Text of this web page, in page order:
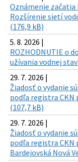
Oznámenie začatia
Rozšírenie sietí
(176,9 kB)
5. 8. 2026 |
ROZHODNUTIE o
užívania vodnej
29. 7. 2026 |
Žiadosť o vydanie
podľa registra CKN
(107,7 kB)
29. 7. 2026 |
Žiadosť o vydanie
podľa registra CKN
Bardejovská Nová